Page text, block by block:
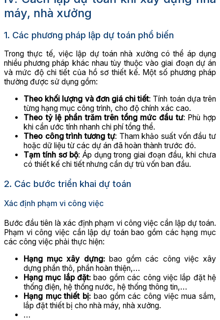
máy, nhà xưởng
1. Các phương pháp lập dự toán phổ biến
Trong thực tế, việc lập dự toán nhà xưởng có thể áp dụng
nhiều phương pháp khác nhau tùy thuộc vào giai đoạn dự án
và mức độ chi tiết của hồ sơ thiết kế. Một số phương pháp
thường được sử dụng gồm:
Theo khối lượng và đơn giá chi tiết: Tính toán dựa trên
từng hạng mục công trình, cho độ chính xác cao.
Theo tỷ lệ phần trăm trên tổng mức đầu tư: Phù hợp
khi cần ước tính nhanh chi phí tổng thể.
Theo công trình tương tự: Tham khảo suất vốn đầu tư
hoặc dữ liệu từ các dự án đã hoàn thành trước đó.
Tạm tính sơ bộ: Áp dụng trong giai đoạn đầu, khi chưa
có thiết kế chi tiết nhưng cần dự trù vốn ban đầu.
2. Các bước triển khai dự toán
Xác định phạm vi công việc
Bước đầu tiên là xác định phạm vi công việc cần lập dự toán.
Phạm vi công việc cần lập dự toán bao gồm các hạng mục
các công việc phải thực hiện:
Hạng mục xây dựng:bao gồm các công việc xây
dựng phần thô, phần hoàn thiện,…
Hạng mục lắp đặt: bao gồm các công việc lắp đặt hệ
thống điện, hệ thống nước, hệ thống thông tin,…
Hạng mục thiết bị: bao gồm các công việc mua sắm,
lắp đặt thiết bị cho nhà máy, nhà xưởng.
…